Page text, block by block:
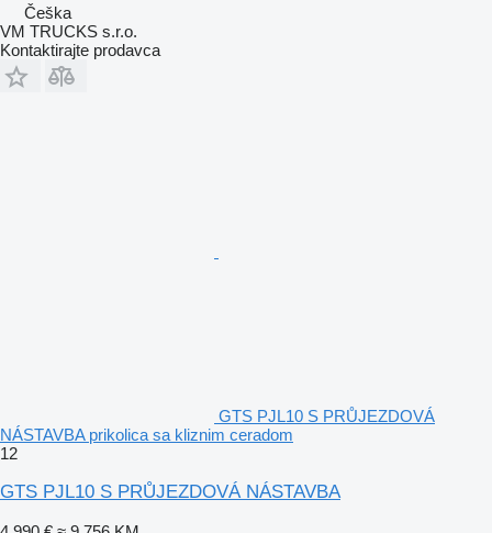
Češka
VM TRUCKS s.r.o.
Kontaktirajte prodavca
GTS PJL10 S PRŮJEZDOVÁ
NÁSTAVBA prikolica sa kliznim ceradom
12
GTS PJL10 S PRŮJEZDOVÁ NÁSTAVBA